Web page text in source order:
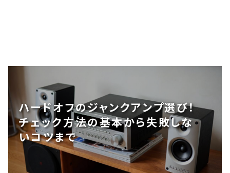
ハードオフのジャンクアンプ選び！
チェック方法の基本から失敗しな
いコツまで